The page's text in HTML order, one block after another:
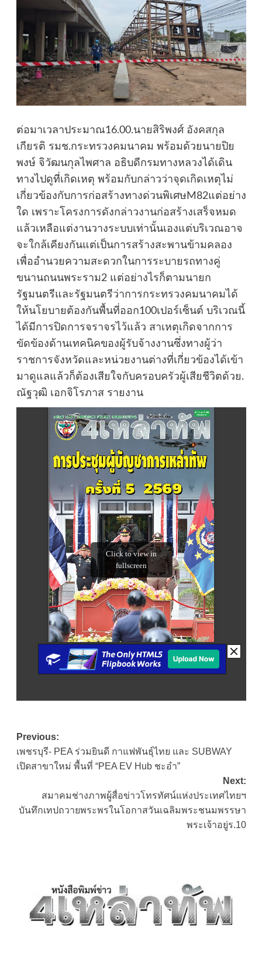
ต่อมาเวลาประมาณ16.00.นายสิริพงศ์ อังคสกุล
เกียรติ รมช.กระทรวงคมนาคม พร้อมด้วยนายปิย
พงษ์ จิวัฒนกุลไพศาล อธิบดีกรมทางหลวงได้เดิน
ทางไปดูที่เกิดเหตุ พร้อมกับกล่าวว่าจุดเกิดเหตุไม่
เกี่ยวข้องกับการก่อสร้างทางด่วนพิเศษM82แต่อย่าง
ใด เพราะโครงการดังกล่าวงานก่อสร้างเสร็จหมด
แล้วเหลือแต่งานวางระบบเท่านั้นเองแต่บริเวณอาจ
จะใกล้เคียงกันแต่เป็นการสร้างสะพานข้ามคลอง
เพื่ออำนวยความสะดวกในการระบายรถทางคู่
ขนานถนนพระราม2 แต่อย่างไรก็ตามนายก
รัฐมนตรีและรัฐมนตรีว่าการกระทรวงคมนาคมได้
ให้นโยบายต้องกันพื้นที่ออก100เปอร์เซ็นต์ บริเวณนี้
ได้มีการปิดการจราจรไว้แล้ว สาเหตุเกิดจากการ
ขัดข้องด้านเทคนิคของผู้รับจ้างงานซึ่งทางผู้ว่า
ราชการจังหวัดและหน่วยงานต่างที่เกี่ยวข้องได้เข้า
มาดูแลแล้วก็ต้องเสียใจกับครอบครัวผู้เสียชีวิตด้วย.
ณัฐวุฒิ เอกจิโรภาส รายงาน
Post
navigation
Previous:
เพชรบุรี- PEA ร่วมยินดี ​กาแฟพันธุ์ไทย และ SUBWAY
เปิดสาขาใหม่ พื้นที่ “PEA EV Hub ชะอำ”
Next:
สมาคมช่างภาพผู้สื่อข่าวโทรทัศน์แห่งประเทศไทยฯ
บันทึกเทปถวายพระพรในโอกาสวันเฉลิมพระชนมพรรษา
พระเจ้าอยู่ร.10